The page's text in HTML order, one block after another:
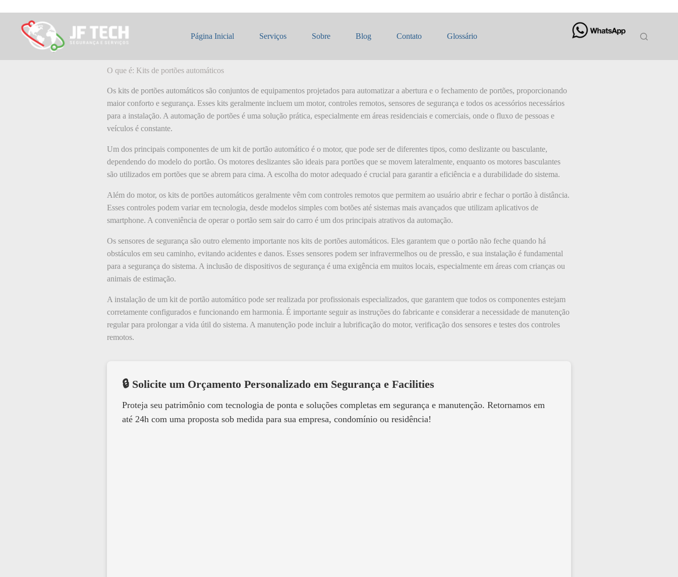
para
conteúdo
Página Inicial Serviços Sobre Blog Contato Glossário
O que é: Kits de portões automáticos
O que é: Kits de portões automáticos
Os kits de portões automáticos são conjuntos de equipamentos projetados para automatizar a abertura e o fechamento de portões, proporcionando
maior conforto e segurança. Esses kits geralmente incluem um motor, controles remotos, sensores de segurança e todos os acessórios necessários
para a instalação. A automação de portões é uma solução prática, especialmente em áreas residenciais e comerciais, onde o fluxo de pessoas e
veículos é constante.
Um dos principais componentes de um kit de portão automático é o motor, que pode ser de diferentes tipos, como deslizante ou basculante,
dependendo do modelo do portão. Os motores deslizantes são ideais para portões que se movem lateralmente, enquanto os motores basculantes
são utilizados em portões que se abrem para cima. A escolha do motor adequado é crucial para garantir a eficiência e a durabilidade do sistema.
Além do motor, os kits de portões automáticos geralmente vêm com controles remotos que permitem ao usuário abrir e fechar o portão à distância.
Esses controles podem variar em tecnologia, desde modelos simples com botões até sistemas mais avançados que utilizam aplicativos de
smartphone. A conveniência de operar o portão sem sair do carro é um dos principais atrativos da automação.
Os sensores de segurança são outro elemento importante nos kits de portões automáticos. Eles garantem que o portão não feche quando há
obstáculos em seu caminho, evitando acidentes e danos. Esses sensores podem ser infravermelhos ou de pressão, e sua instalação é fundamental
para a segurança do sistema. A inclusão de dispositivos de segurança é uma exigência em muitos locais, especialmente em áreas com crianças ou
animais de estimação.
A instalação de um kit de portão automático pode ser realizada por profissionais especializados, que garantem que todos os componentes estejam
corretamente configurados e funcionando em harmonia. É importante seguir as instruções do fabricante e considerar a necessidade de manutenção
regular para prolongar a vida útil do sistema. A manutenção pode incluir a lubrificação do motor, verificação dos sensores e testes dos controles
remotos.
🔒 Solicite um Orçamento Personalizado em Segurança e Facilities
Proteja seu patrimônio com tecnologia de ponta e soluções completas em segurança e manutenção. Retornamos em
até 24h com uma proposta sob medida para sua empresa, condomínio ou residência!